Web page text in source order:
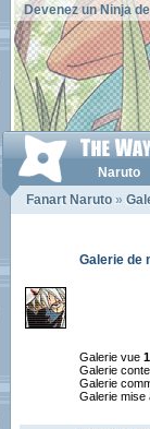
Devenez un Ninja
Naruto
Fanart Naruto »
Galerie de
Galerie vue
Galerie
Galerie
Galerie mise